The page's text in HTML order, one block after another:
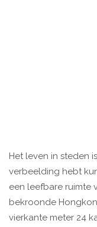
Het leven in steden
verbeelding hebt
een leefbare ruimte
bekroonde
vierkante meter 24